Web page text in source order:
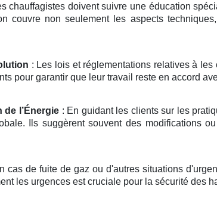
chauffagistes doivent suivre une éducation
couvre non seulement les aspects
: Les lois et réglementations relatives à
pour garantir que leur travail reste en accord
l’Énergie: En guidant les clients sur les
Ils suggèrent souvent des modifications
cas de fuite de gaz ou d'autres situations
les urgences est cruciale pour la sécurité des